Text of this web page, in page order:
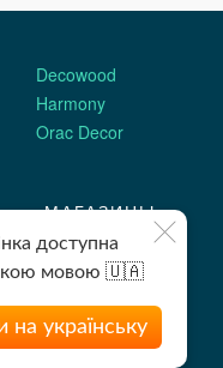
Decowood
Harmony
Orac Decor
МАГАЗИНЫ
Двери Omis
Stickerwall
Жидкие обои
доступна
мовою 🇺🇦
на українську